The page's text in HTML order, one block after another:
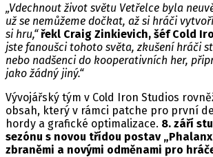
„Vdechnout život světu Vetřelce byla
už se nemůžeme dočkat, až si hráči
si hru,“řekl Craig Zinkievich, šéf Cold
jste fanoušci tohoto světa, zkušení hráči
nebo nadšenci do kooperativních her,
jako žádný jiný.“
Vývojářský tým v Cold Iron Studios
obsah, který v rámci patche pro první
hordy a grafické optimalizace. 8. září
sezónu s novou třídou postav
zbraněmi a novými odměnami pro